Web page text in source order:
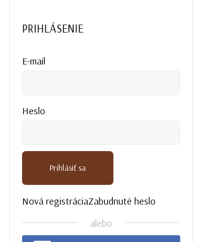
PRIHLÁSENIE
E-mail
Heslo
Prihlásiť sa
Nová registráciaZabudnuté heslo
alebo